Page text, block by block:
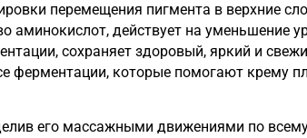
перемещения пигмента в верхние
аминокислот, действует на уменьшение
сохраняет здоровый, яркий и
ферментации, которые помогают крему
его массажными движениями по